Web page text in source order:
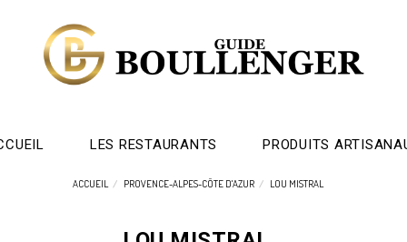
LES RESTAURANTS PRODUITS
ACCUEIL PROVENCE-ALPES-CÔTE D'AZUR LOU MISTRAL